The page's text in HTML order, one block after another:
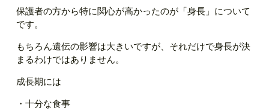
保護者の方から特に関心が高かったのが「身長」について
です。
もちろん遺伝の影響は大きいですが、それだけで身長が決
まるわけではありません。
成長期には
・十分な食事